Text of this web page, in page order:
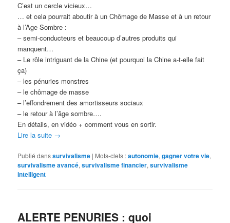
C’est un cercle vicieux…
… et cela pourrait aboutir à un Chômage de Masse et à un retour
à l’Age Sombre :
– semi-conducteurs et beaucoup d’autres produits qui
manquent…
– Le rôle intriguant de la Chine (et pourquoi la Chine a-t-elle fait
ça)
– les pénuries monstres
– le chômage de masse
– l’effondrement des amortisseurs sociaux
– le retour à l’âge sombre….
En détails, en vidéo + comment vous en sortir.
Lire la suite →
Publié danssurvivalisme | Mots-clefs :autonomie,gagner votre vie,
survivalisme avancé,survivalisme financier,survivalisme
intelligent
ALERTE PENURIES : quoi